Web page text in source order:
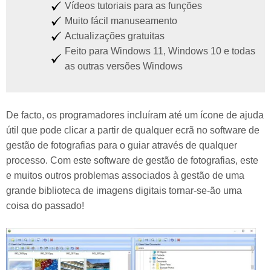
Vídeos tutoriais para as funções
Muito fácil manuseamento
Actualizações gratuitas
Feito para Windows 11, Windows 10 e todas
as outras versões Windows
De facto, os programadores incluíram até um ícone de ajuda
útil que pode clicar a partir de qualquer ecrã no software de
gestão de fotografias para o guiar através de qualquer
processo. Com este software de gestão de fotografias, este
e muitos outros problemas associados à gestão de uma
grande biblioteca de imagens digitais tornar-se-ão uma
coisa do passado!